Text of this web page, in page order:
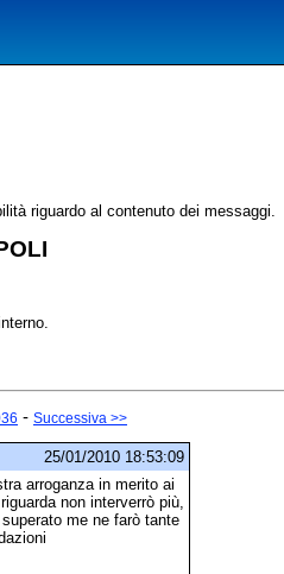
riguardo al contenuto dei messaggi.
- Successiva >>
25/01/2010 18:53:09
arroganza in merito ai
non interverrò più,
me ne farò tante